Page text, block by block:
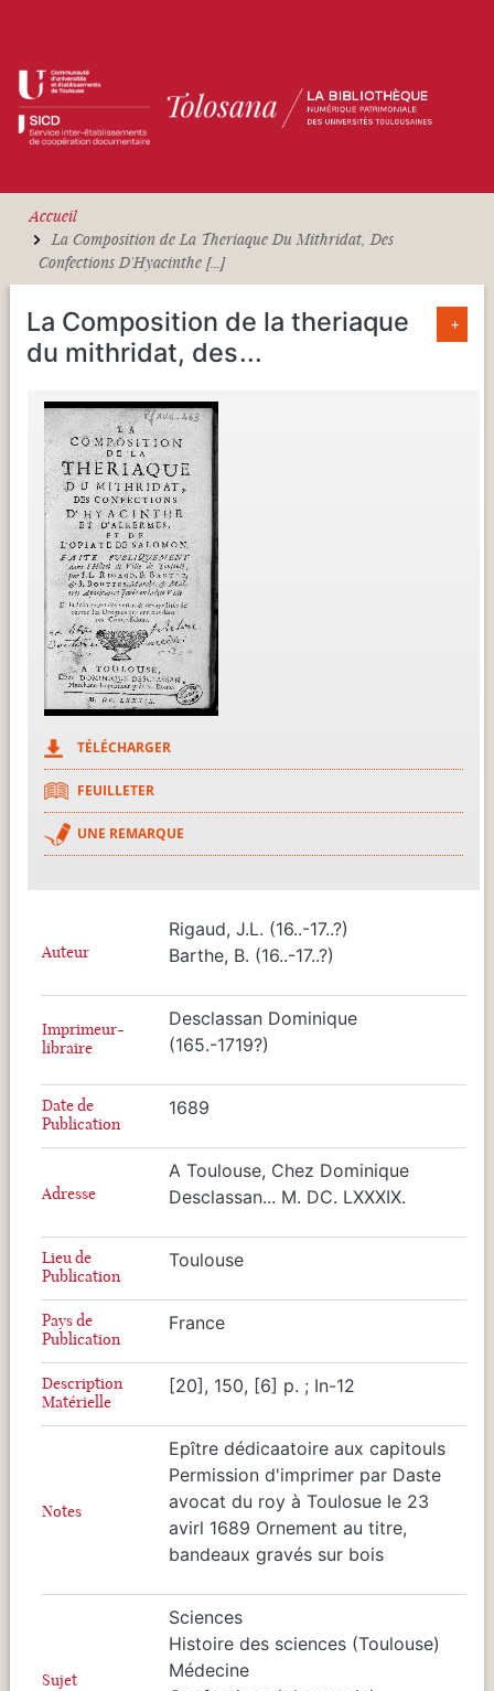
Accueil
La Composition de La Theriaque Du Mithridat, Des
Confections D'Hyacinthe [...]
La Composition de la theriaque
du mithridat, des...
+
TÉLÉCHARGER
FEUILLETER
UNE REMARQUE
Auteur
Rigaud, J.L. (16..-17..?)
Barthe, B. (16..-17..?)
Imprimeur-
libraire
Desclassan Dominique
(165.-1719?)
Date de
Publication
1689
Adresse
A Toulouse, Chez Dominique
Desclassan... M. DC. LXXXIX.
Lieu de
Publication
Toulouse
Pays de
Publication
France
Description
Matérielle
[20], 150, [6] p. ; In-12
Notes
Epître dédicaatoire aux capitouls
Permission d'imprimer par Daste
avocat du roy à Toulosue le 23
avirl 1689 Ornement au titre,
bandeaux gravés sur bois
Sujet
Sciences
Histoire des sciences (Toulouse)
Médecine